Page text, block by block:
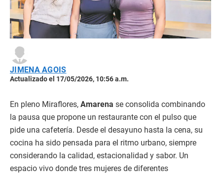
JIMENA AGOIS
Actualizado el 17/05/2026, 10:56 a.m.
En pleno Miraflores, Amarena se consolida combinando
la pausa que propone un restaurante con el pulso que
pide una cafetería. Desde el desayuno hasta la cena, su
cocina ha sido pensada para el ritmo urbano, siempre
considerando la calidad, estacionalidad y sabor. Un
espacio vivo donde tres mujeres de diferentes